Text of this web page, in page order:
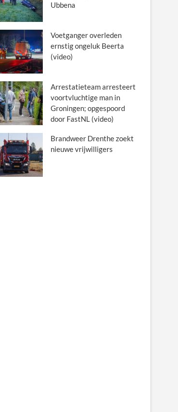
Ubbena
Voetganger overleden
ernstig ongeluk Beerta
(video)
Arrestatieteam arresteert
voortvluchtige man in
Groningen; opgespoord
door FastNL (video)
Brandweer Drenthe zoekt
nieuwe vrijwilligers